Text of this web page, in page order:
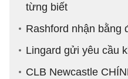
từng biết
Rashford nhận bằng
Lingard gửi yêu cầu
CLB Newcastle